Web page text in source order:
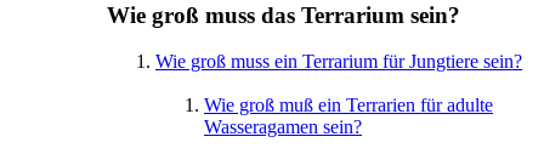
Wie groß muss das Terrarium sein?
Wie groß muss ein Terrarium für Jungtiere sein?
Wie groß muß ein Terrarien für adulte
Wasseragamen sein?